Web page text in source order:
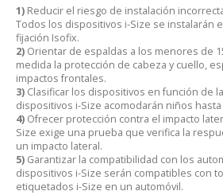
1) Reducir el riesgo de instalación
Todos los dispositivos i-Size se instalarán
fijación Isofix.
2) Orientar de espaldas a los menores de
medida la protección de cabeza y cuello,
impactos frontales.
3) Clasificar los dispositivos en función de
dispositivos i-Size acomodarán niños hasta
4) Ofrecer protección contra el impacto
Size exige una prueba que verifica la
un impacto lateral.
5) Garantizar la compatibilidad con los
dispositivos i-Size serán compatibles con
etiquetados i-Size en un automóvil.